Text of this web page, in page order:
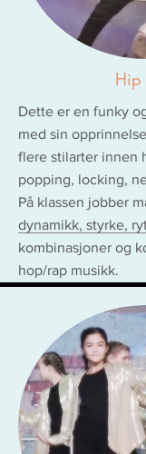
Hip
Dette er en funky
med sin
flere stilarter innen
popping, locking,
På klassen jobber
dynamikk, styrke,
kombinasjoner og
hop/rap musikk.